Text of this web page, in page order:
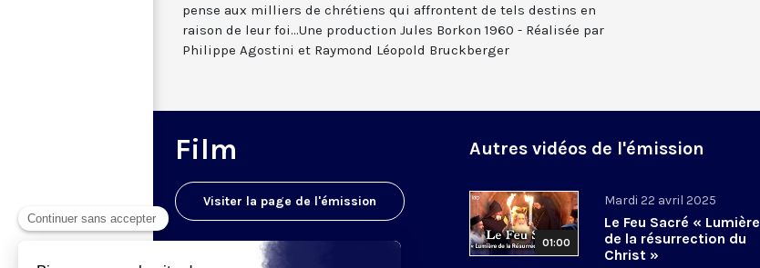
pense aux milliers de chrétiens qui affrontent de tels destins en
raison de leur foi...Une production Jules Borkon 1960 - Réalisée par
Philippe Agostini et Raymond Léopold Bruckberger
Film
Visiter la page de l'émission
Autres vidéos de l'émission
01:00
Mardi 22 avril 2025
Le Feu Sacré « Lumière
de la résurrection du
Christ »